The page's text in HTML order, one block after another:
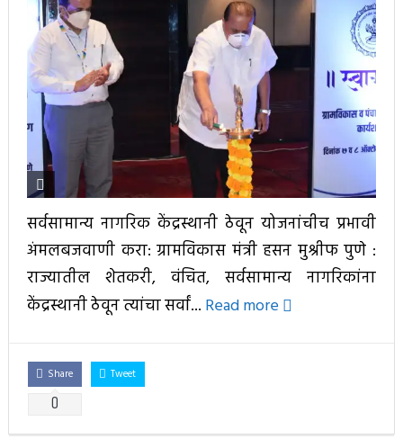
सर्वसामान्य नागरिक केंद्रस्थानी ठेवून योजनांचीच प्रभावी
अंमलबजवाणी करा: ग्रामविकास मंत्री हसन मुश्रीफ पुणे :
राज्यातील शेतकरी, वंचित, सर्वसामान्य नागरिकांना
केंद्रस्थानी ठेवून त्यांचा सर्वां... Read more
Share
0
Tweet